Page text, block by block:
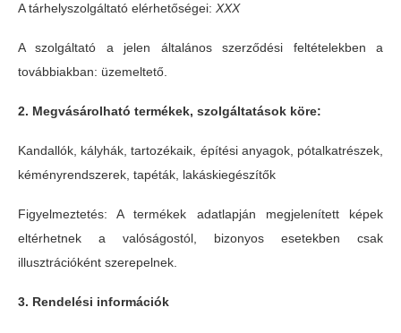
A tárhelyszolgáltató elérhetőségei: XXX
A szolgáltató a jelen általános szerződési feltételekben a
továbbiakban: üzemeltető.
2. Megvásárolható termékek, szolgáltatások köre:
Kandallók, kályhák, tartozékaik, építési anyagok, pótalkatrészek,
kéményrendszerek, tapéták, lakáskiegészítők
Figyelmeztetés: A termékek adatlapján megjelenített képek
eltérhetnek a valóságostól, bizonyos esetekben csak
illusztrációként szerepelnek.
3. Rendelési információk